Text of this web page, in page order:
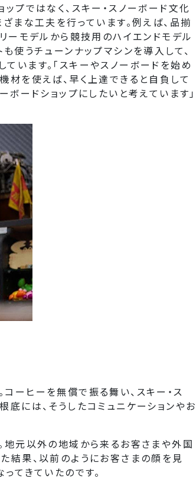
プではなく、スキー・スノーボード文化
まな工夫を行っています。例えば、品揃
ーモデルから競技用のハイエンドモデル
使うチューンナップマシンを導入して、
います。「スキーやスノーボードを始め
材を使えば、早く上達できると自負して
ボードショップにしたいと考えています」
ーヒーを無償で振る舞い、スキー・ス
には、そうしたコミュニケーションやお
地元以外の地域から来るお客さまや外国
結果、以前のようにお客さまの顔を見
てきていたのです。